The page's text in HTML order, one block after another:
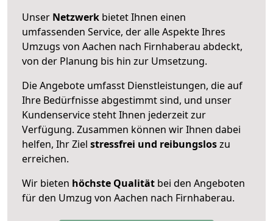
Unser Netzwerk bietet Ihnen einen
umfassenden Service, der alle Aspekte Ihres
Umzugs von Aachen nach Firnhaberau abdeckt,
von der Planung bis hin zur Umsetzung.
Die Angebote umfasst Dienstleistungen, die auf
Ihre Bedürfnisse abgestimmt sind, und unser
Kundenservice steht Ihnen jederzeit zur
Verfügung. Zusammen können wir Ihnen dabei
helfen, Ihr Ziel stressfrei und reibungsloszu
erreichen.
Wir bieten höchste Qualität bei den Angeboten
für den Umzug von Aachen nach Firnhaberau.